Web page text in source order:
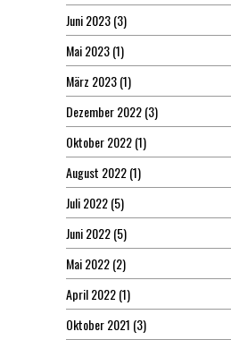
Juni 2023(3)
Mai 2023(1)
März 2023(1)
Dezember 2022(3)
Oktober 2022(1)
August 2022(1)
Juli 2022(5)
Juni 2022(5)
Mai 2022(2)
April 2022(1)
Oktober 2021 (3)